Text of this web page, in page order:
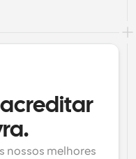
acreditar
nossos melhores